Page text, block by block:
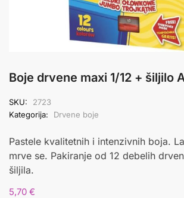
Boje drvene maxi 1/12 + šiljilo
SKU:
2723
Kategorija:
Drvene boje
Pastele kvalitetnih i intenzivnih boja.
mrve se. Pakiranje od 12 debelih
šiljila.
5,70 €